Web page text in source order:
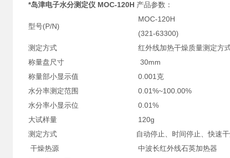
*岛津电子水分测定仪 MOC-120H 产品参数：
型号(P/N)
MOC-120H
(321-63300)
测定方式
红外线加热干燥质量测定方
称量盘尺寸
30mm
称量部小显示值
0.001克
水分率测定范围
0.01%~100.00%
水分率小显示位
0.01%
大试样量
120g
测定方式
自动停止、时间停止、快速干
干燥热源
中波长红外线石英加热器